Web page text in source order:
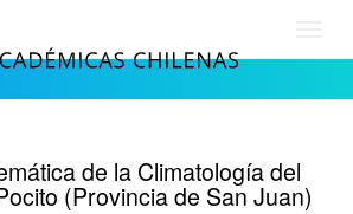
de la Climatología del
(Provincia de San Juan)